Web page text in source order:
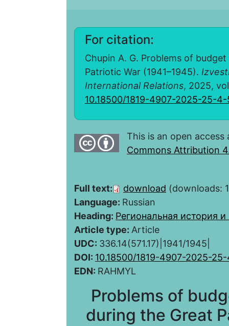
For citation:
Chupin A. G. Problems of
Patriotic War (1941–1945).
International Relations, 2025,
10.18500/1819-4907-2025-25-
This is an open
Commons Attribution
Full text: download (downloads:
Language: Russian
Heading: Региональная история
Article type: Article
UDC: 336.14(571.17)|1941/1945|
DOI: 10.18500/1819-4907-2025-
EDN: RAHMYL
Problems of
during the Great